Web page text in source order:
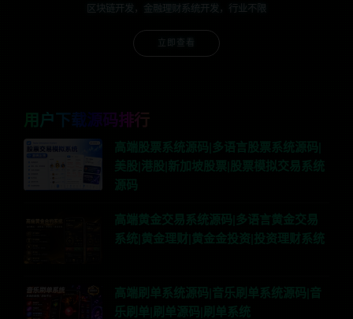
区块链开发，金融理财系统开发，行业不限
立即查看
用户下载源码排行
高端股票系统源码|多语言股票系统源码|
美股|港股|新加坡股票|股票模拟交易系统
源码
高端黄金交易系统源码|多语言黄金交易
系统|黄金理财|黄金金投资|投资理财系统
高端刷单系统源码|音乐刷单系统源码|音
乐刷单|刷单源码|刷单系统